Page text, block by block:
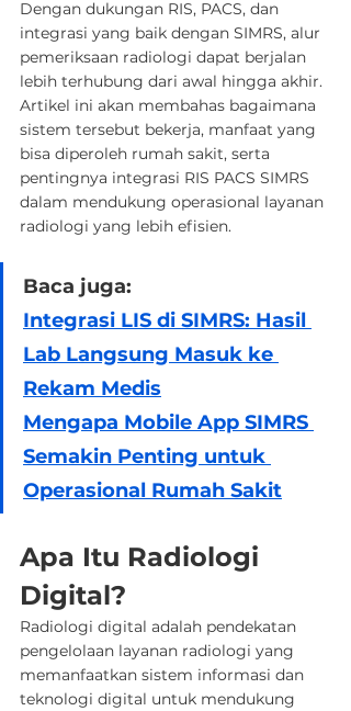
Dengan dukungan RIS, PACS, dan
integrasi yang baik dengan SIMRS, alur
pemeriksaan radiologi dapat berjalan
lebih terhubung dari awal hingga akhir.
Artikel ini akan membahas bagaimana
sistem tersebut bekerja, manfaat yang
bisa diperoleh rumah sakit, serta
pentingnya integrasi RIS PACS SIMRS
dalam mendukung operasional layanan
radiologi yang lebih efisien.
Baca juga:
Integrasi LIS di SIMRS: Hasil
Lab Langsung Masuk ke
Rekam Medis
Mengapa Mobile App SIMRS
Semakin Penting untuk
Operasional Rumah Sakit
Apa Itu Radiologi
Digital?
Radiologi digital adalah pendekatan
pengelolaan layanan radiologi yang
memanfaatkan sistem informasi dan
teknologi digital untuk mendukung